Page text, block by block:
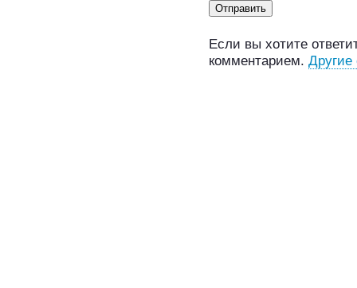
Если вы хотите
комментарием. Другие